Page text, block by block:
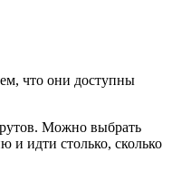
что они доступны
Можно выбрать
и идти столько, сколько